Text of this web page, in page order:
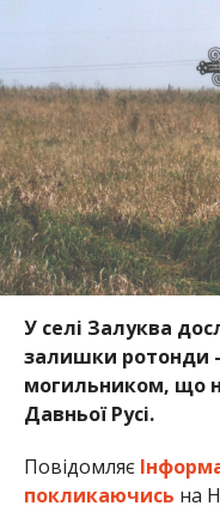
У селі Залуква
залишки ротонди
могильником, що
Давньої Русі.
Повідомляє
покликаючись на